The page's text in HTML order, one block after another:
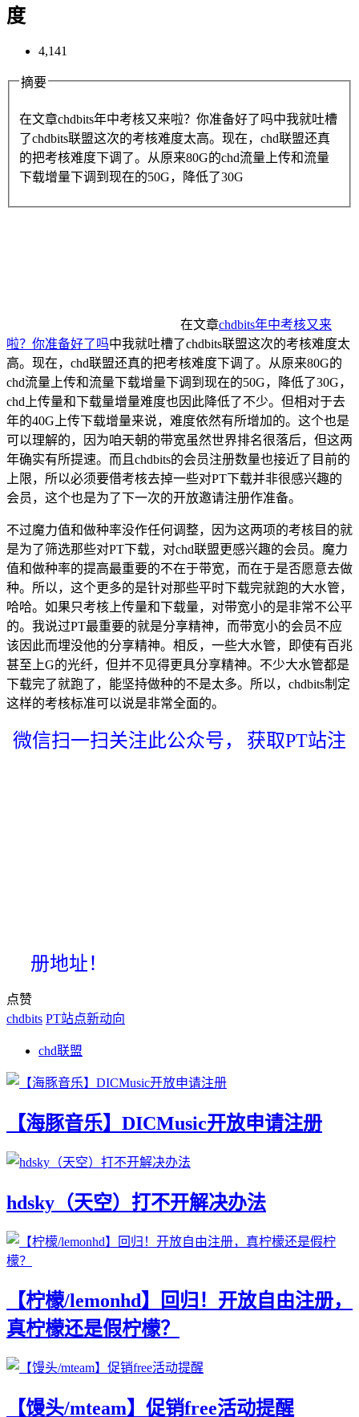
度
4,141
摘要
在文章chdbits年中考核又来啦？你准备好了吗中我就吐槽
了chdbits联盟这次的考核难度太高。现在，chd联盟还真
的把考核难度下调了。从原来80G的chd流量上传和流量
下载增量下调到现在的50G，降低了30G
在文章chdbits年中考核又来
啦？你准备好了吗中我就吐槽了chdbits联盟这次的考核难度太
高。现在，chd联盟还真的把考核难度下调了。从原来80G的
chd流量上传和流量下载增量下调到现在的50G，降低了30G，
chd上传量和下载量增量难度也因此降低了不少。但相对于去
年的40G上传下载增量来说，难度依然有所增加的。这个也是
可以理解的，因为咱天朝的带宽虽然世界排名很落后，但这两
年确实有所提速。而且chdbits的会员注册数量也接近了目前的
上限，所以必须要借考核去掉一些对PT下载并非很感兴趣的
会员，这个也是为了下一次的开放邀请注册作准备。
不过魔力值和做种率没作任何调整，因为这两项的考核目的就
是为了筛选那些对PT下载，对chd联盟更感兴趣的会员。魔力
值和做种率的提高最重要的不在于带宽，而在于是否愿意去做
种。所以，这个更多的是针对那些平时下载完就跑的大水管，
哈哈。如果只考核上传量和下载量，对带宽小的是非常不公平
的。我说过PT最重要的就是分享精神，而带宽小的会员不应
该因此而埋没他的分享精神。相反，一些大水管，即使有百兆
甚至上G的光纤，但并不见得更具分享精神。不少大水管都是
下载完了就跑了，能坚持做种的不是太多。所以，chdbits制定
这样的考核标准可以说是非常全面的。
微信扫一扫关注此公众号， 获取PT站注
册地址！
点赞
chdbits PT站点新动向
chd联盟
【海豚音乐】DICMusic开放申请注册
hdsky（天空）打不开解决办法
【柠檬/lemonhd】回归！开放自由注册，
真柠檬还是假柠檬？
【馒头/mteam】促销free活动提醒